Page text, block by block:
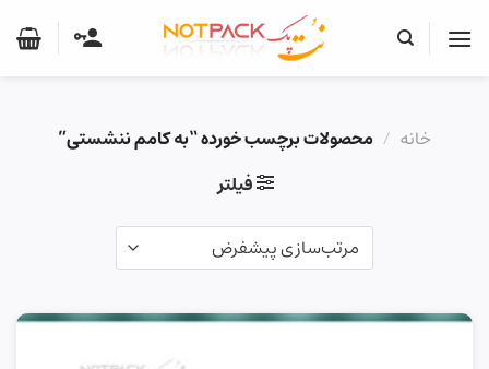
خانه / محصولات برچسب خورده “به کامم ننشستی”
فیلتر